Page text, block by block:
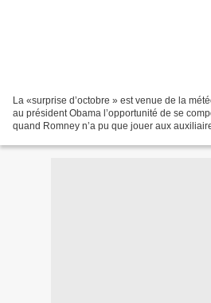
La «surprise d’octobre » est venue de la
au président Obama l’opportunité de se
quand Romney n’a pu que jouer aux